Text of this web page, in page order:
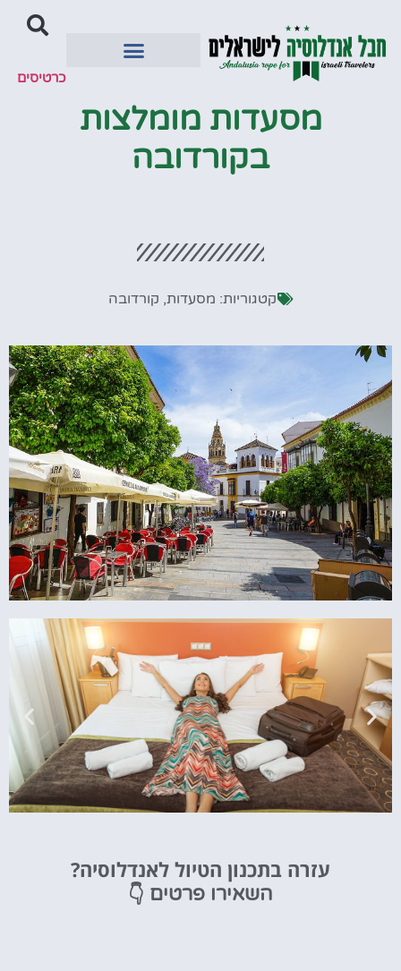
כרטיסים
מסעדות מומלצות
בקורדובה
קטגוריות: מסעדות, קורדובה
מציאת מלון
עזרה בתכנון הטיול לאנדלוסיה?
השאירו פרטים 👇